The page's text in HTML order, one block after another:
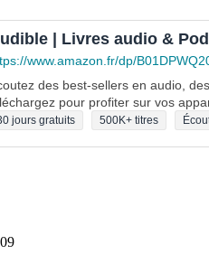
| Livres audio &
www.amazon.fr/dp/
des best-sellers en audio,
pour profiter sur vos
jours gratuits 500K+ titres